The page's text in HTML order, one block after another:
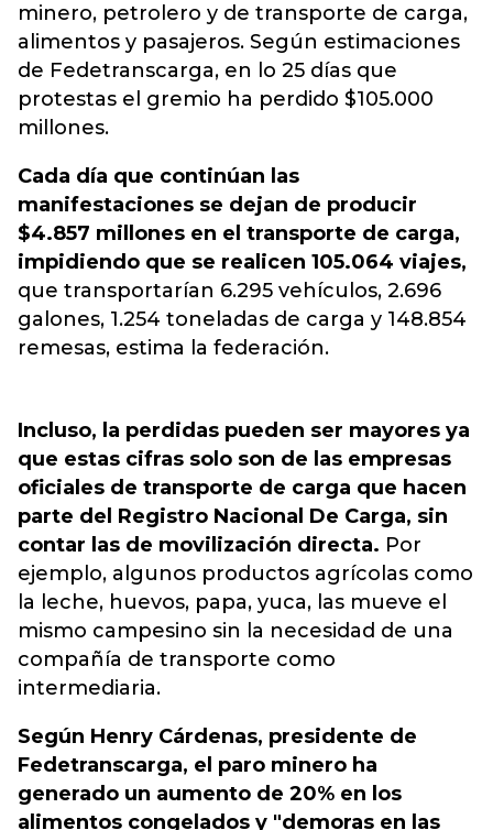
minero, petrolero y de transporte de carga,
alimentos y pasajeros. Según estimaciones
de Fedetranscarga, en lo 25 días que
protestas el gremio ha perdido $105.000
millones.
Cada día que continúan las
manifestaciones se dejan de producir
$4.857 millones en el transporte de carga,
impidiendo que se realicen 105.064 viajes,
que transportarían 6.295 vehículos, 2.696
galones, 1.254 toneladas de carga y 148.854
remesas, estima la federación.
Incluso, la perdidas pueden ser mayores ya
que estas cifras solo son de las empresas
oficiales de transporte de carga que hacen
parte del Registro Nacional De Carga, sin
contar las de movilización directa. Por
ejemplo, algunos productos agrícolas como
la leche, huevos, papa, yuca, las mueve el
mismo campesino sin la necesidad de una
compañía de transporte como
intermediaria.
Según Henry Cárdenas, presidente de
Fedetranscarga, el paro minero ha
generado un aumento de 20% en los
alimentos congelados y "demoras en las